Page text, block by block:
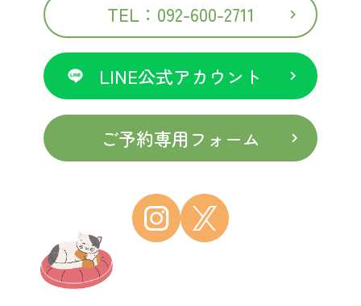
TEL：092-600-2711
LINE公式アカウント
ご予約専用フォーム